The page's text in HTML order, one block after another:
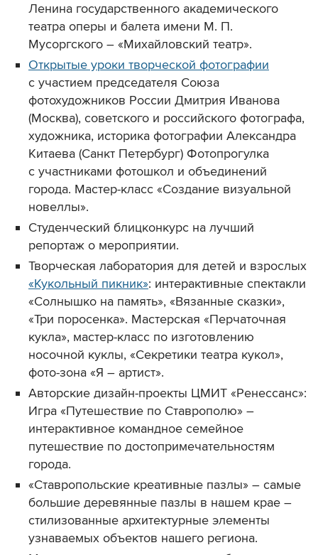
Ленина государственного академического
театра оперы и балета имени М. П.
Мусоргского – «Михайловский театр».
Открытые уроки творческой фотографии
с участием председателя Союза
фотохудожников России Дмитрия Иванова
(Москва), советского и российского фотографа,
художника, историка фотографии Александра
Китаева (Санкт Петербург) Фотопрогулка
с участниками фотошкол и объединений
города. Мастер-класс «Создание визуальной
новеллы».
Студенческий блицконкурс на лучший
репортаж о мероприятии.
Творческая лаборатория для детей и взрослых
«Кукольный пикник»: интерактивные спектакли
«Солнышко на память», «Вязанные сказки»,
«Три поросенка». Мастерская «Перчаточная
кукла», мастер-класс по изготовлению
носочной куклы, «Секретики театра кукол»,
фото-зона «Я – артист».
Авторские дизайн-проекты ЦМИТ «Ренессанс»:
Игра «Путешествие по Ставрополю» –
интерактивное командное семейное
путешествие по достопримечательностям
города.
«Ставропольские креативные пазлы» – самые
большие деревянные пазлы в нашем крае –
стилизованные архитектурные элементы
узнаваемых объектов нашего региона.